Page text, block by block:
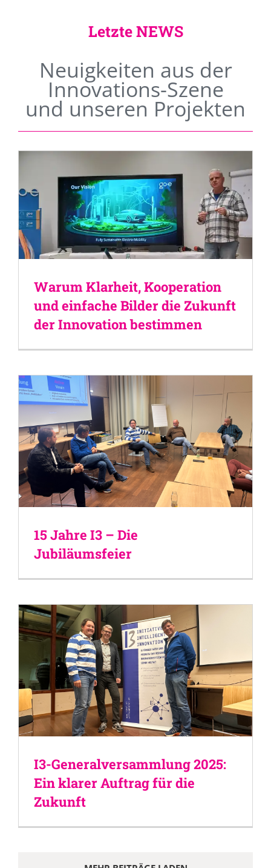
Letzte NEWS
Neuigkeiten aus der
Innovations-Szene
und unseren Projekten
Warum Klarheit, Kooperation
und einfache Bilder die Zukunft
der Innovation bestimmen
15 Jahre I3 – Die
Jubiläumsfeier
I3-Generalversammlung 2025:
Ein klarer Auftrag für die
Zukunft